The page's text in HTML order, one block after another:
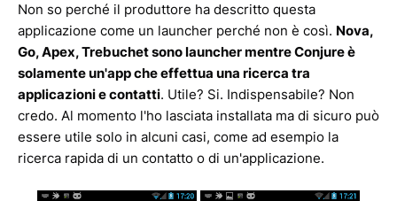
Non so perché il produttore ha descritto questa
applicazione come un launcher perché non è così. Nova,
Go, Apex, Trebuchet sono launcher mentre Conjure è
solamente un'app che effettua una ricerca tra
applicazioni e contatti. Utile? Si. Indispensabile? Non
credo. Al momento l'ho lasciata installata ma di sicuro può
essere utile solo in alcuni casi, come ad esempio la
ricerca rapida di un contatto o di un'applicazione.